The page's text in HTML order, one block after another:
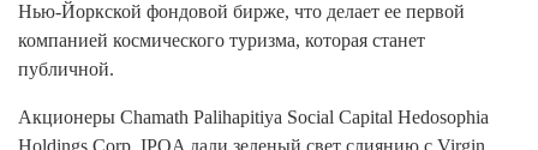
Нью-Йоркской фондовой бирже, что делает ее первой
компанией космического туризма, которая станет
публичной.
Акционеры Chamath Palihapitiya Social Capital Hedosophia
Holdings Corp. IPOA дали зеленый свет слиянию с Virgin